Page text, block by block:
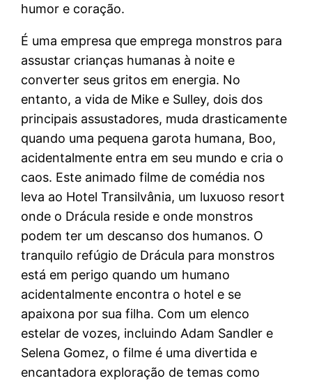
humor e coração.
É uma empresa que emprega monstros para
assustar crianças humanas à noite e
converter seus gritos em energia. No
entanto, a vida de Mike e Sulley, dois dos
principais assustadores, muda drasticamente
quando uma pequena garota humana, Boo,
acidentalmente entra em seu mundo e cria o
caos. Este animado filme de comédia nos
leva ao Hotel Transilvânia, um luxuoso resort
onde o Drácula reside e onde monstros
podem ter um descanso dos humanos. O
tranquilo refúgio de Drácula para monstros
está em perigo quando um humano
acidentalmente encontra o hotel e se
apaixona por sua filha. Com um elenco
estelar de vozes, incluindo Adam Sandler e
Selena Gomez, o filme é uma divertida e
encantadora exploração de temas como